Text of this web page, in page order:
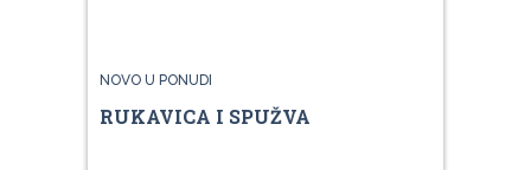
NOVO U PONUDI
RUKAVICA I SPUŽVA